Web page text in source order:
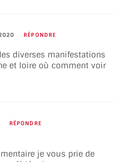
RÉPONDRE
diverses manifestations
et loire où comment voir
RÉPONDRE
je vous prie de